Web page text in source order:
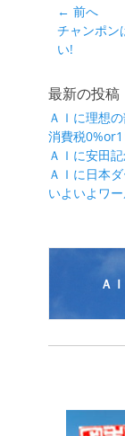
投
稿
ナ
ビ
ゲ
ー
シ
ョ
ン
← 前へ
前
の
稿:
チャンポン
い!
最新の投稿
ＡＩに理想
消費税
ＡＩに安田
ＡＩに日本
いよいよワ
Ａ